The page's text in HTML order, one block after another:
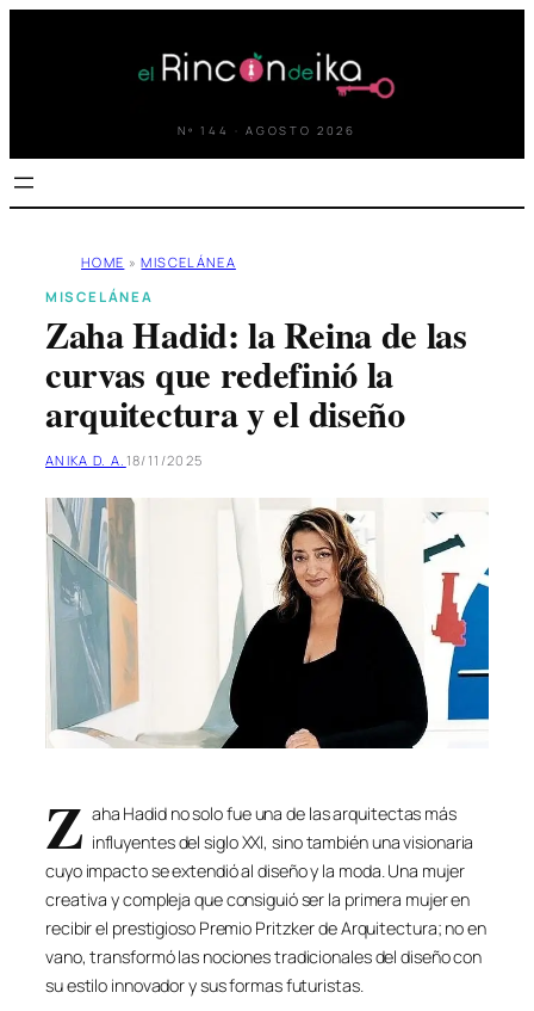
Nº 144 · AGOSTO 2026
HOME » MISCELÁNEA
MISCELÁNEA
Zaha Hadid: la Reina de las
curvas que redefinió la
arquitectura y el diseño
ANIKA D. A. 18/11/2025
Z aha Hadid no solo fue una de las arquitectas más
influyentes del siglo XXI, sino también una visionaria
cuyo impacto se extendió al diseño y la moda. Una mujer
creativa y compleja que consiguió ser la primera mujer en
recibir el prestigioso Premio Pritzker de Arquitectura; no en
vano, transformó las nociones tradicionales del diseño con
su estilo innovador y sus formas futuristas.